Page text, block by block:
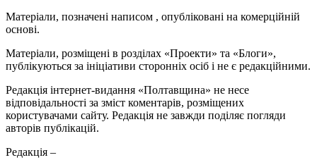
Матеріали, позначені написом , опубліковані на комерційній
основі.
Матеріали, розміщені в розділах «Проекти» та «Блоги»,
публікуються за ініціативи сторонніх осіб і не є редакційними.
Редакція інтернет-видання «Полтавщина» не несе
відповідальності за зміст коментарів, розміщених
користувачами сайту. Редакція не завжди поділяє погляди
авторів публікацій.
Редакція –